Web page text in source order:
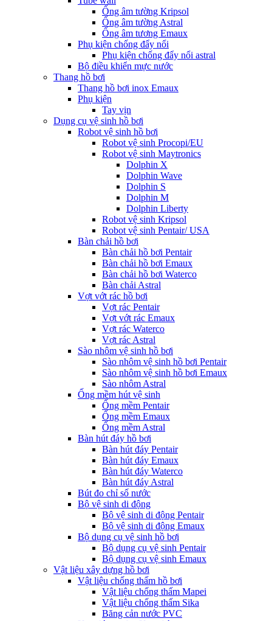
Ống âm tường Kripsol
Ống âm tường Astral
Ống âm tương Emaux
Phụ kiện chống đẩy nổi
Phụ kiện chống đẩy nổi astral
Bộ điều khiển mực nước
Thang hồ bơi
Thang hồ bơi inox Emaux
Phụ kiện
Tay vịn
Dụng cụ vệ sinh hồ bơi
Robot vệ sinh hồ bơi
Robot vệ sinh Procopi/EU
Robot vệ sinh Maytronics
Dolphin X
Dolphin Wave
Dolphin S
Dolphin M
Dolphin Liberty
Robot vệ sinh Kripsol
Robot vệ sinh Pentair/ USA
Bàn chải hồ bơi
Bàn chải hồ bơi Pentair
Bàn chải hồ bơi Emaux
Bàn chải hồ bơi Waterco
Bàn chải Astral
Vợt vớt rác hồ bơi
Vợt rác Pentair
Vợt vớt rác Emaux
Vợt rác Waterco
Vợt rác Astral
Sào nhôm vệ sinh hồ bơi
Sào nhôm vệ sinh hồ bơi Pentair
Sào nhôm vệ sinh hồ bơi Emaux
Sào nhôm Astral
Ống mềm hút vệ sinh
Ống mềm Pentair
Ống mềm Emaux
Ống mềm Astral
Bàn hút đáy hồ bơi
Bàn hút đáy Pentair
Bàn hút đáy Emaux
Bàn hút đáy Waterco
Bàn hút đáy Astral
Bút đo chỉ số nước
Bộ vệ sinh di động
Bộ vệ sinh di động Pentair
Bộ vệ sinh di động Emaux
Bộ dụng cụ vệ sinh hồ bơi
Bộ dụng cụ vệ sinh Pentair
Bộ dụng cụ vệ sinh Emaux
Vật liệu xây dựng hồ bơi
Vật liệu chống thấm hồ bơi
Vật liệu chống thấm Mapei
Vật liệu chống thấm Sika
Băng cản nước PVC